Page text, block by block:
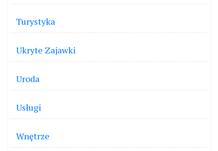
Turystyka
Ukryte Zajawki
Uroda
Usługi
Wnętrze